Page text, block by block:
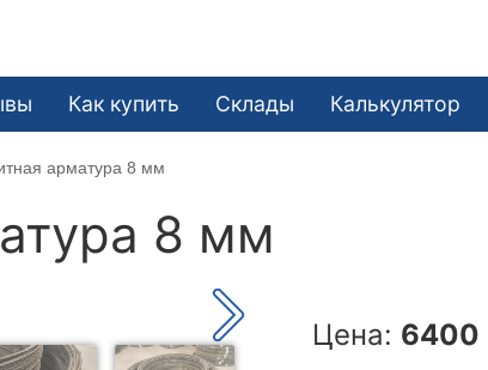
Как купить Склады Калькулятор
арматура 8 мм
8 мм
Цена: 6400